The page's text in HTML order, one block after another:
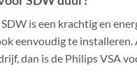
is een krachtig en
eenvoudig te
dan is de Philips VSA